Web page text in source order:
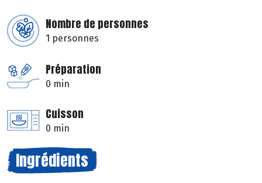
Nombre de personnes
1 personnes
Préparation
0 min
Cuisson
0 min
Ingrédients